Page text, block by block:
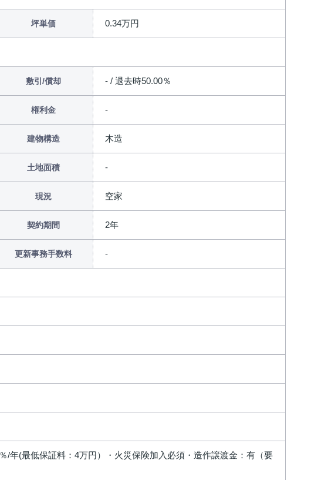
坪単価 0.34万円
敷引/償却 - / 退去時50.00％
権利金
建物構造 木造
土地面積
現況 空家
契約期間 2年
更新事務手数料
(最低保証料：4万円）・火災保険加入必須・造作譲渡金：有（要